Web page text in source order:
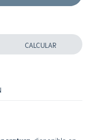
CALCULAR